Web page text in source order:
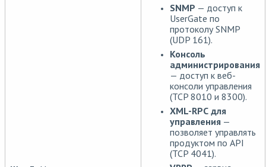
SNMP — доступ к
UserGate по
протоколу SNMP
(UDP 161).
Консоль
администрирования
— доступ к веб-
консоли управления
(TCP 8010 и 8300).
XML-RPC для
управления —
позволяет управлять
продуктом по API
(TCP 4041).